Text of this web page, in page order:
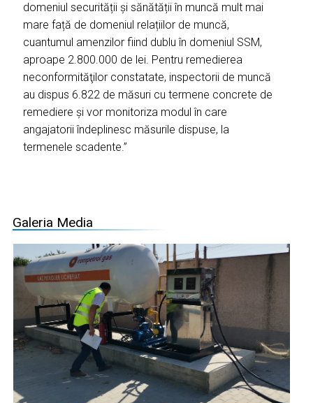
domeniul securității și sănătății în muncă mult mai
mare față de domeniul relațiilor de muncă,
cuantumul amenzilor fiind dublu în domeniul SSM,
aproape 2.800.000 de lei. Pentru remedierea
neconformităţilor constatate, inspectorii de muncă
au dispus 6.822 de măsuri cu termene concrete de
remediere și vor monitoriza modul în care
angajatorii îndeplinesc măsurile dispuse, la
termenele scadente.”
Galeria Media